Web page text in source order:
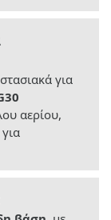
για
αερίου,